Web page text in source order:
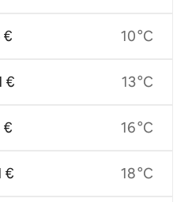
€
€
€
€
10 °C
13 °C
16 °C
18 °C